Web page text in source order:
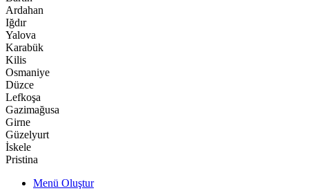
Ardahan
Iğdır
Yalova
Karabük
Kilis
Osmaniye
Düzce
Lefkoşa
Gazimağusa
Girne
Güzelyurt
İskele
Pristina
Menü Oluştur